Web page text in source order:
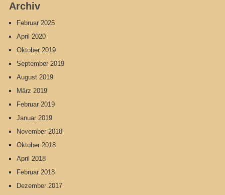
Archiv
Februar 2025
April 2020
Oktober 2019
September 2019
August 2019
März 2019
Februar 2019
Januar 2019
November 2018
Oktober 2018
April 2018
Februar 2018
Dezember 2017